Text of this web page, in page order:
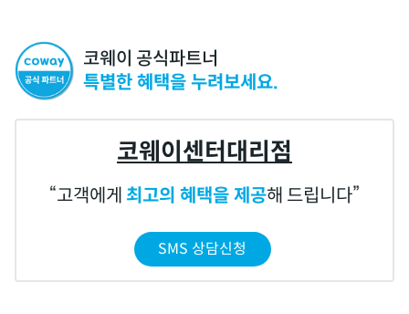
코웨이 공식파트너
특별한 혜택을 누려보세요.
코웨이센터대리점
고객에게 최고의 혜택을 제공해 드립니다
SMS 상담신청